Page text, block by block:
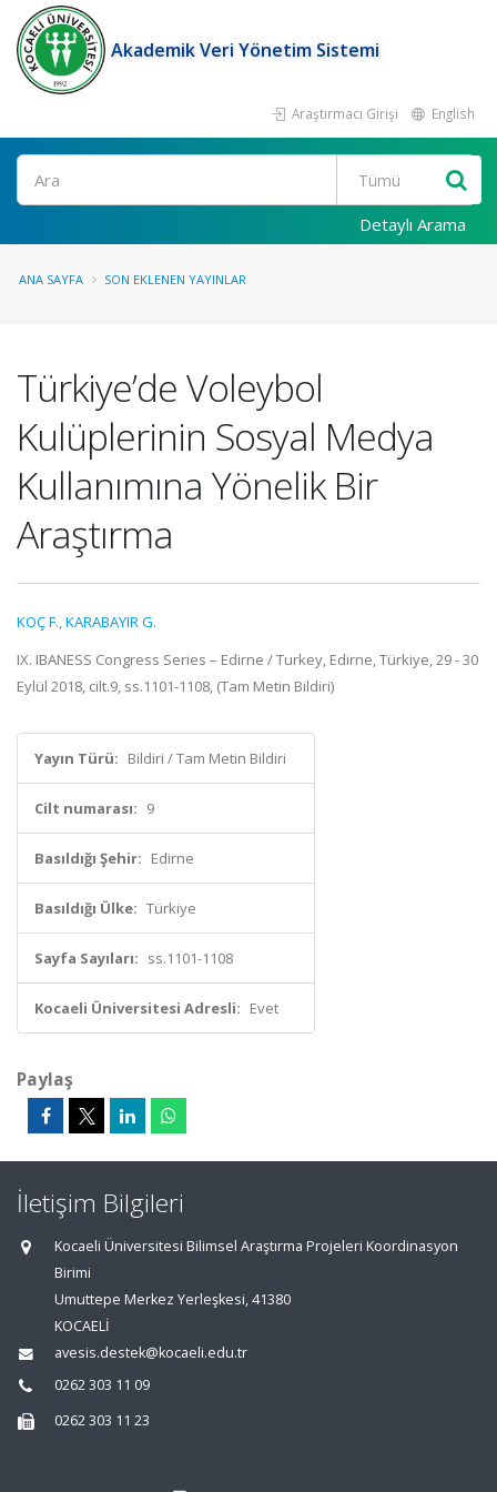
Akademik Veri Yönetim Sistemi
Araştırmacı Girişi English
Ara
Detaylı Arama
ANA SAYFA SON EKLENEN YAYINLAR
Türkiye’de Voleybol
Kulüplerinin Sosyal Medya
Kullanımına Yönelik Bir
Araştırma
KOÇ F.,KARABAYIR G.
IX. IBANESS Congress Series – Edirne / Turkey, Edirne, Türkiye, 29 - 30
Eylül 2018, cilt.9, ss.1101-1108, (Tam Metin Bildiri)
Yayın Türü: Bildiri / Tam Metin Bildiri
Cilt numarası: 9
Basıldığı Şehir: Edirne
Basıldığı Ülke: Türkiye
Sayfa Sayıları: ss.1101-1108
Kocaeli Üniversitesi Adresli: Evet
Paylaş
İletişim Bilgileri
Kocaeli Üniversitesi Bilimsel Araştırma Projeleri Koordinasyon
Birimi
Umuttepe Merkez Yerleşkesi, 41380
KOCAELİ
avesis.destek@kocaeli.edu.tr
0262 303 11 09
0262 303 11 23